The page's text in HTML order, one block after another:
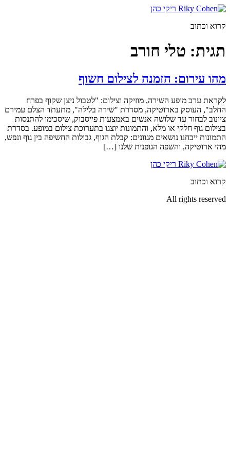
דלג
קרוא וכתוב
תגית: טלי חורב
מהו עירום: הזמנה לצילום חשוף
לקראת ערב מופע השירה, מוזיקה וצילום: "לטבול ניצן שקוף בפרח
החלב", העוסק בארוטיקה, מסדרת "שירה בלילה", מתעתד הצלם עמירם
ציונוב לבחור עד שלושה אנשים באמצעות פייסבוק, שיסכימו להתנסות
בצילום גוף חלקי או מלא, והתמונות יוצגו בתערוכת צילום במופע. בסדרת
התמונות ייבחנו נושאים מגוונים: קבלת הגוף, גבולות החשיפה בין גוף ונפש,
מהי ארוטיקה, והשפה הגופנית שלנו […]
קרוא וכתוב
All rights reserved